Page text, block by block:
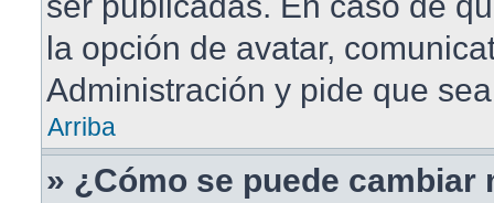
la opción de avatar,
Administración y pide que
Arriba
» ¿Cómo se puede cambiar